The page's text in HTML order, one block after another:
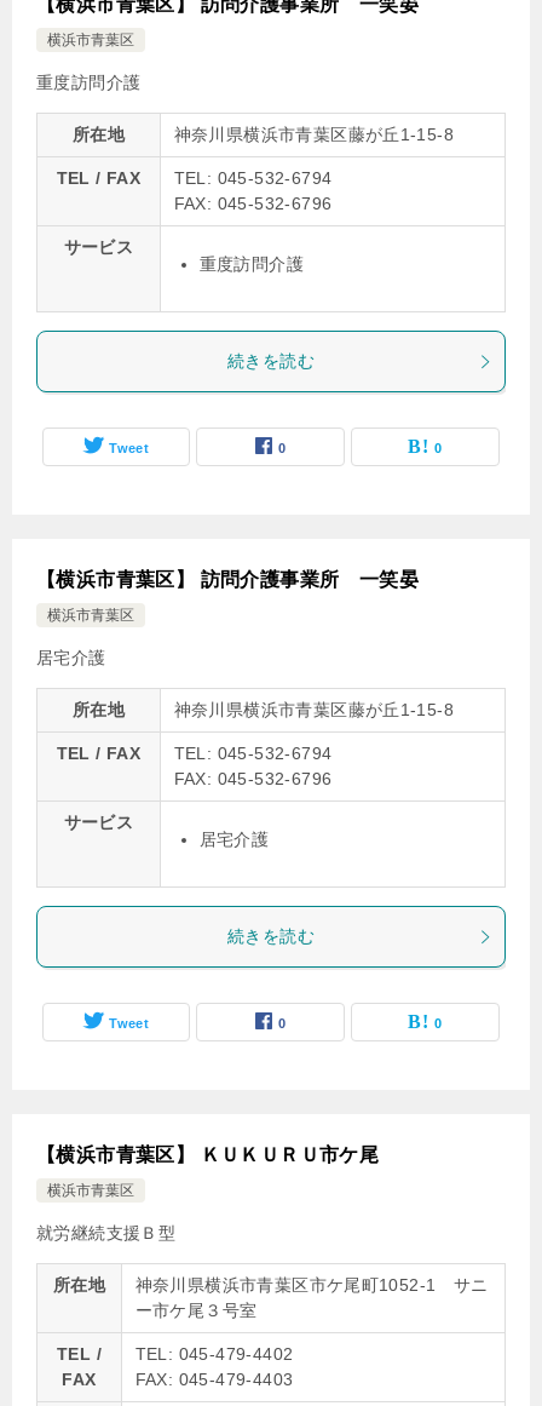
【横浜市青葉区】 訪問介護事業所 一笑晏
横浜市青葉区
重度訪問介護
所在地 神奈川県横浜市青葉区藤が丘1-15-8
TEL / FAX
TEL: 045-532-6794
FAX: 045-532-6796
サービス
重度訪問介護
続きを読む
Tweet 0 0
【横浜市青葉区】 訪問介護事業所 一笑晏
横浜市青葉区
居宅介護
所在地 神奈川県横浜市青葉区藤が丘1-15-8
TEL / FAX
TEL: 045-532-6794
FAX: 045-532-6796
サービス
居宅介護
続きを読む
Tweet 0 0
【横浜市青葉区】 ＫＵＫＵＲＵ市ケ尾
横浜市青葉区
就労継続支援Ｂ型
所在地
神奈川県横浜市青葉区市ケ尾町1052-1 サニ
ー市ケ尾３号室
TEL /
FAX
TEL: 045-479-4402
FAX: 045-479-4403